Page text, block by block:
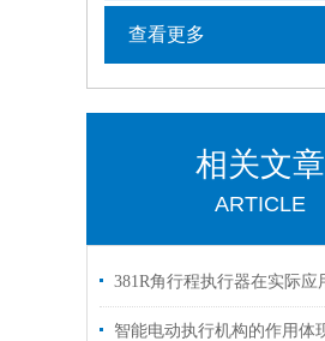
查看更多
相关文章
ARTICLE